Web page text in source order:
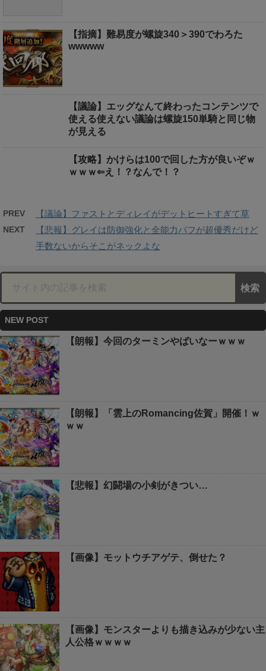
【指摘】難易度が螺旋340＞390でわろた
wwwww
【議論】エッグなんて終わったコンテンツで
使える使えない議論は螺旋150単騎と同じ物
が見える
【攻略】かけらは100で回した方が良いぞｗ
ｗｗｗ⇐え！？なんで！？
PREV 【議論】ファストとディレイがデットヒートすぎて草
NEXT
【悲報】グレイは防御強化と全能力バフが超優秀だけど
手数ないからそこがネックよな
NEW POST
【朗報】今回のターミンやばいなーｗｗｗ
【朗報】「雲上のRomancing佐賀」開催！ｗ
ｗｗ
【悲報】幻闘場の小剣がきつい…
【画像】モットウチアゲテ、倒せた？
【画像】モンスターよりも描き込みが少ない主
人公格ｗｗｗｗ